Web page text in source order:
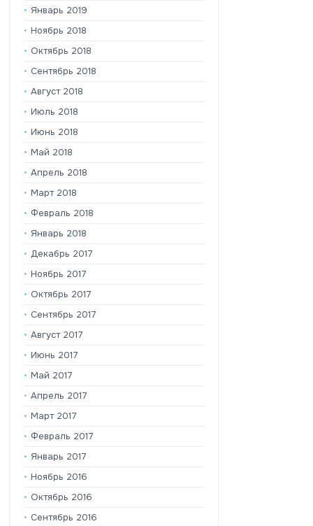
Январь 2019
Ноябрь 2018
Октябрь 2018
Сентябрь 2018
Август 2018
Июль 2018
Июнь 2018
Май 2018
Апрель 2018
Март 2018
Февраль 2018
Январь 2018
Декабрь 2017
Ноябрь 2017
Октябрь 2017
Сентябрь 2017
Август 2017
Июнь 2017
Май 2017
Апрель 2017
Март 2017
Февраль 2017
Январь 2017
Ноябрь 2016
Октябрь 2016
Сентябрь 2016